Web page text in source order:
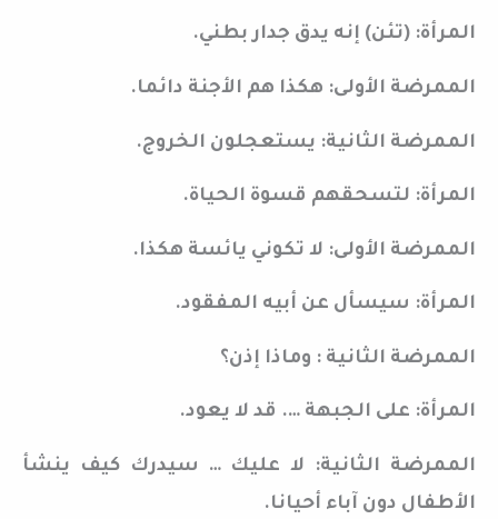
المرأة: (تئن) إنه يدق جدار بطني.
الممرضة الأولى: هكذا هم الأجنة دائما.
الممرضة الثانية: يستعجلون الخروج.
المرأة: لتسحقهم قسوة الحياة.
الممرضة الأولى: لا تكوني يائسة هكذا.
المرأة: سيسأل عن أبيه المفقود.
الممرضة الثانية : وماذا إذن؟
المرأة: على الجبهة …. قد لا يعود.
الممرضة الثانية: لا عليك … سيدرك كيف ينشأ
الأطفال دون آباء أحيانا.